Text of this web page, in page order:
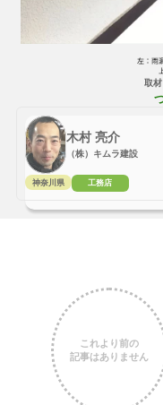
左：雨
取材
木村 亮介
（株）キムラ建設
神奈川県 工務店
これより前の
記事はありません